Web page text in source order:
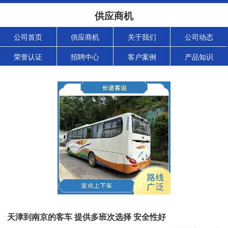
供应商机
公司首页 供应商机 关于我们 公司动态
荣誉认证 招聘中心 客户案例 产品知识
天津到南京的客车 提供多班次选择 安全性好